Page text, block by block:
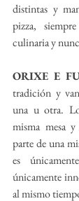
distintas y
pizza,
culinaria y
ORIXE E
tradición y
una u otra.
misma mesa
parte de una
es
únicamente
al mismo